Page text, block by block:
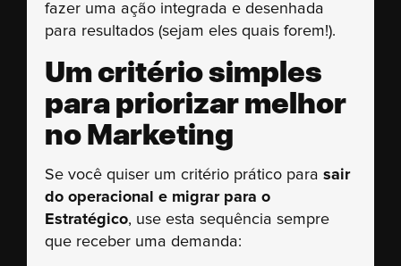
fazer uma ação integrada e desenhada
para resultados (sejam eles quais forem!).
Um critério simples
para priorizar melhor
no Marketing
Se você quiser um critério prático para sair
do operacional e migrar para o
Estratégico, use esta sequência sempre
que receber uma demanda: